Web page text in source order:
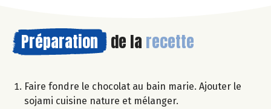
Préparation de la recette
Faire fondre le chocolat au bain marie. Ajouter le
sojami cuisine nature et mélanger.